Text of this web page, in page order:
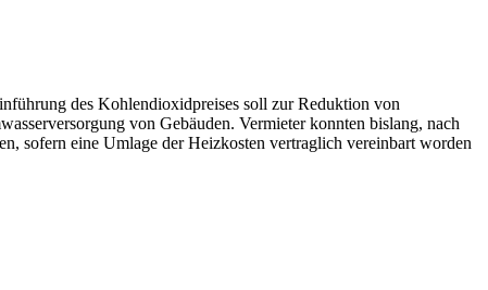
des Kohlendioxidpreises soll zur Reduktion von
von Gebäuden. Vermieter konnten bislang, nach
sofern eine Umlage der Heizkosten vertraglich vereinbart worden